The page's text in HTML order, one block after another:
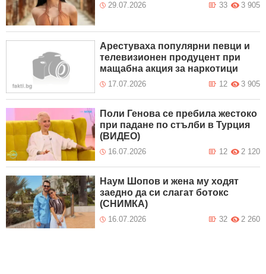
29.07.2026 3 905
33
Арестуваха популярни певци и
телевизионен продуцент при
мащабна акция за наркотици
17.07.2026 3 905
12
Поли Генова се пребила жестоко
при падане по стълби в Турция
(ВИДЕО)
16.07.2026 2 120
12
Наум Шопов и жена му ходят
заедно да си слагат ботокс
(СНИМКА)
16.07.2026 2 260
32